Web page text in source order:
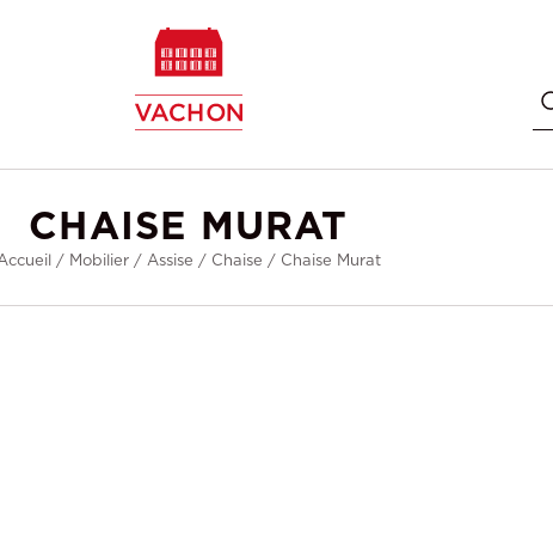
CHAISE MURAT
/ Mobilier / Assise / Chaise / Chaise Murat